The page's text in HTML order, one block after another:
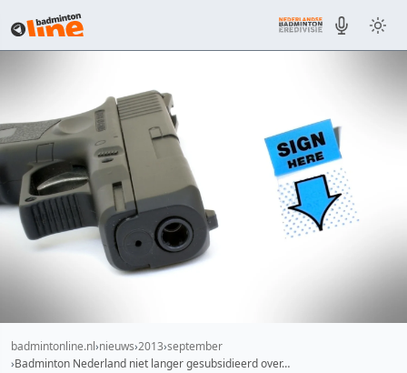
badmintonline.nl nieuws 2013 september
Badminton Nederland niet langer gesubsidieerd over…